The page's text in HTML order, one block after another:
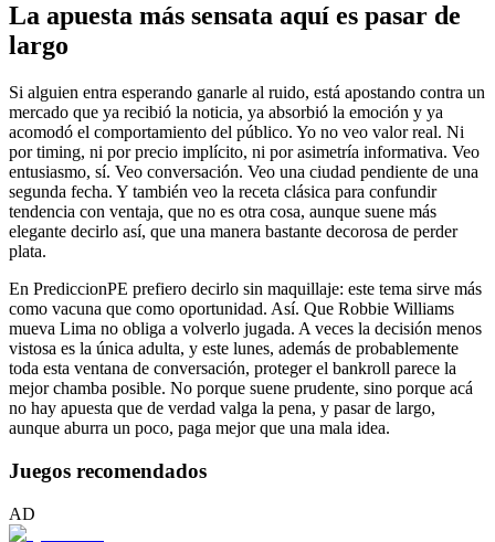
La apuesta más sensata aquí es pasar de
largo
Si alguien entra esperando ganarle al ruido, está apostando contra un
mercado que ya recibió la noticia, ya absorbió la emoción y ya
acomodó el comportamiento del público. Yo no veo valor real. Ni
por timing, ni por precio implícito, ni por asimetría informativa. Veo
entusiasmo, sí. Veo conversación. Veo una ciudad pendiente de una
segunda fecha. Y también veo la receta clásica para confundir
tendencia con ventaja, que no es otra cosa, aunque suene más
elegante decirlo así, que una manera bastante decorosa de perder
plata.
En PrediccionPE prefiero decirlo sin maquillaje: este tema sirve más
como vacuna que como oportunidad. Así. Que Robbie Williams
mueva Lima no obliga a volverlo jugada. A veces la decisión menos
vistosa es la única adulta, y este lunes, además de probablemente
toda esta ventana de conversación, proteger el bankroll parece la
mejor chamba posible. No porque suene prudente, sino porque acá
no hay apuesta que de verdad valga la pena, y pasar de largo,
aunque aburra un poco, paga mejor que una mala idea.
Juegos recomendados
AD